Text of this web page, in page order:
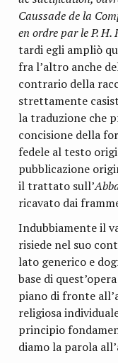
Caussade de la
en ordre par le P. H.
tardi egli ampliò
fra l’altro anche
contrario della
strettamente
la traduzione che
concisione della
fedele al testo
pubblica­zione
il trattato sul­l’
ricavato dai
Indubbiamente il
risiede nel suo
lato gene­rico e
base di
piano di fronte
religiosa
principio
diamo la parola